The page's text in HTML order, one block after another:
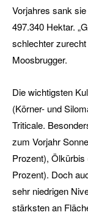
Vorjahres sank
497.340 Hektar.
schlechter
Moosbrugger.
Die wichtigsten
(Körner- und
Triticale.
zum Vorjahr
Prozent),
Prozent). Doch
sehr niedrigen
stärksten an